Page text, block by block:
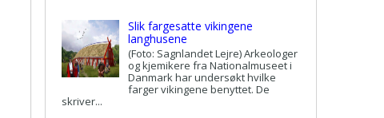
Slik fargesatte vikingene
langhusene
(Foto: Sagnlandet Lejre) Arkeologer
og kjemikere fra Nationalmuseet i
Danmark har undersøkt hvilke
farger vikingene benyttet. De
skriver...